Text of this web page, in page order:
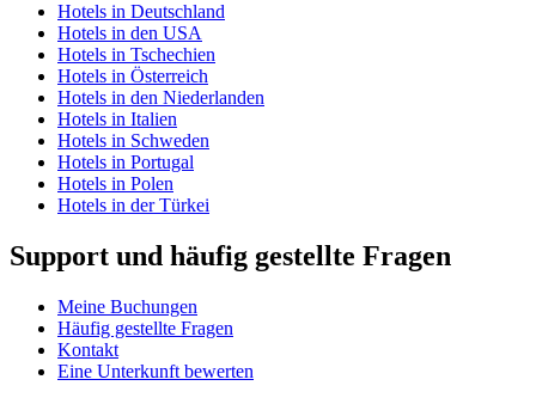
Hotels in Deutschland
Hotels in den USA
Hotels in Tschechien
Hotels in Österreich
Hotels in den Niederlanden
Hotels in Italien
Hotels in Schweden
Hotels in Portugal
Hotels in Polen
Hotels in der Türkei
Support und häufig gestellte Fragen
Meine Buchungen
Häufig gestellte Fragen
Kontakt
Eine Unterkunft bewerten